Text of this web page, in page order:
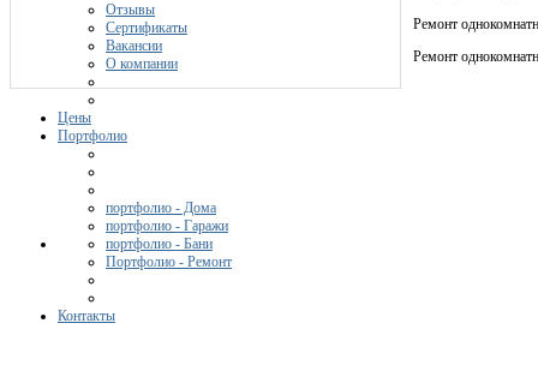
Отзывы
Сертификаты
Вакансии
О компании
Цены
Портфолио
портфолио - Дома
портфолио - Гаражи
портфолио - Бани
Портфолио - Ремонт
Контакты
Ремонт
Ремонт